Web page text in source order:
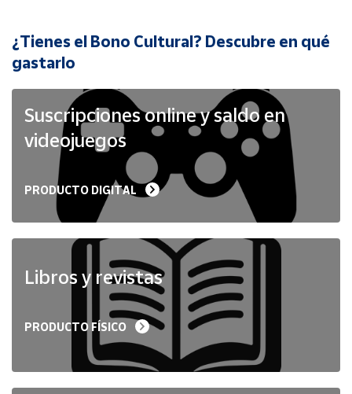
Cuenta
Ubicación
Península
Baleares
Melilla
¿Tienes el Bono Cultural? Descubre en qué
gastarlo
Suscripciones online y saldo en
videojuegos
PRODUCTO DIGITAL
Libros y revistas
PRODUCTO FÍSICO